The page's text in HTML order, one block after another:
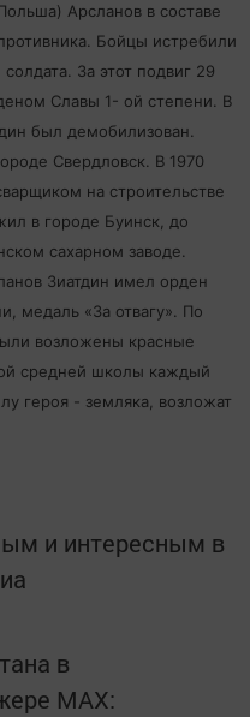
Арсланов в составе
Бойцы истребили
За этот подвиг 29
Славы 1- ой степени. В
был демобилизован.
Свердловск. В 1970
на строительстве
в городе Буинск, до
сахарном заводе.
Зиатдин имел орден
медаль «За отвагу». По
возложены красные
средней школы каждый
героя - земляка, возложат
и интересным в
в
MАХ: